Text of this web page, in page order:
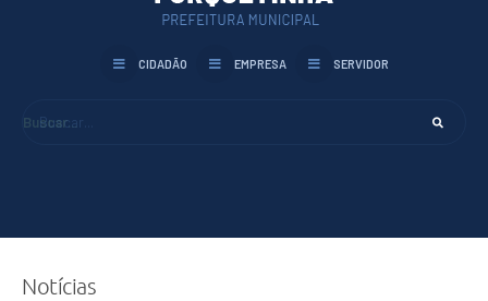
Buscar...
CIDADÃO EMPRESA SERVIDOR
Notícias